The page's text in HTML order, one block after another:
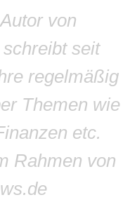
von
seit
regelmäßig
Themen wie
etc.
Rahmen von